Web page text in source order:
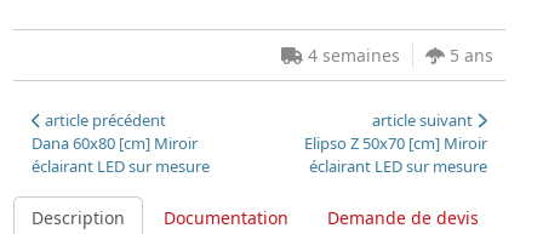
5 ans
4 semaines
article précédent
Dana 60x80 [cm] Miroir
éclairant LED sur mesure
article suivant
Elipso Z 50x70 [cm]​ Miroir
éclairant LED sur mesure
Description Documentation Demande de devis